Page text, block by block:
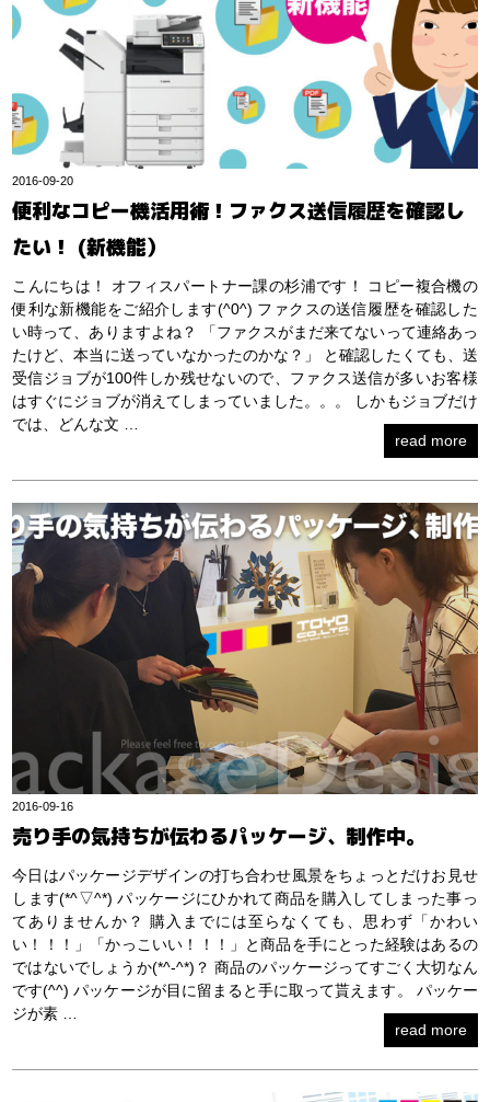
2016-09-20
便利なコピー機活用術！ファクス送信履歴を確認し
たい！ (新機能）
こんにちは！ オフィスパートナー課の杉浦です！ コピー複合機の
便利な新機能をご紹介します(^0^) ファクスの送信履歴を確認した
い時って、ありますよね？ 「ファクスがまだ来てないって連絡あっ
たけど、本当に送っていなかったのかな？」 と確認したくても、送
受信ジョブが100件しか残せないので、ファクス送信が多いお客様
はすぐにジョブが消えてしまっていました。。。 しかもジョブだけ
では、どんな文 …
read more
2016-09-16
売り手の気持ちが伝わるパッケージ、制作中。
今日はパッケージデザインの打ち合わせ風景をちょっとだけお見せ
します(*^▽^*) パッケージにひかれて商品を購入してしまった事っ
てありませんか？ 購入までには至らなくても、思わず「かわい
い！！！」「かっこいい！！！」と商品を手にとった経験はあるの
ではないでしょうか(*^-^*)？ 商品のパッケージってすごく大切なん
です(^^) パッケージが目に留まると手に取って貰えます。 パッケー
ジが素 …
read more